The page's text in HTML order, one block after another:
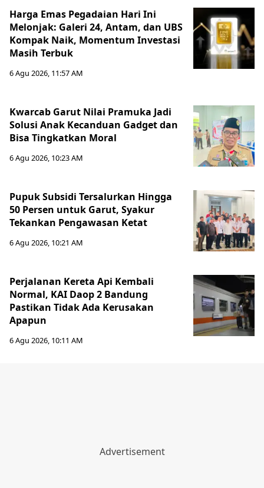
Harga Emas Pegadaian Hari Ini
Melonjak: Galeri 24, Antam, dan UBS
Kompak Naik, Momentum Investasi
Masih Terbuk
6 Agu 2026, 11:57 AM
Kwarcab Garut Nilai Pramuka Jadi
Solusi Anak Kecanduan Gadget dan
Bisa Tingkatkan Moral
6 Agu 2026, 10:23 AM
Pupuk Subsidi Tersalurkan Hingga
50 Persen untuk Garut, Syakur
Tekankan Pengawasan Ketat
6 Agu 2026, 10:21 AM
Perjalanan Kereta Api Kembali
Normal, KAI Daop 2 Bandung
Pastikan Tidak Ada Kerusakan
Apapun
6 Agu 2026, 10:11 AM